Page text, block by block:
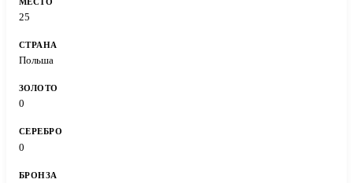
25
Польша
0
0